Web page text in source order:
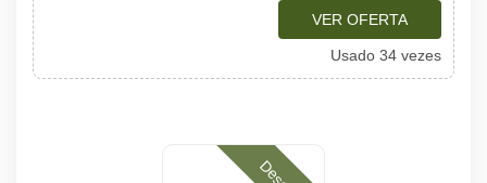
VER OFERTA
Usado 34 vezes